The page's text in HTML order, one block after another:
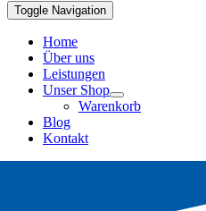
Toggle Navigation
Home
Über uns
Leistungen
Unser Shop
Warenkorb
Blog
Kontakt